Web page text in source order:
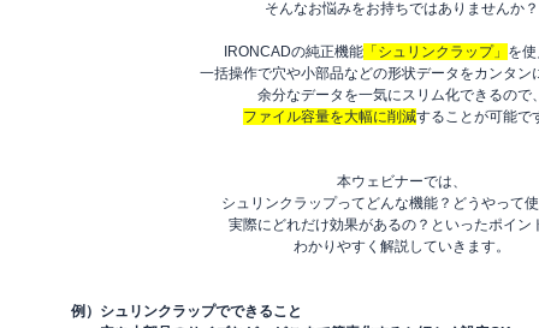
そんなお悩みをお持ちではありませんか？
IRONCADの純正機能「シュリンクラップ」 を
一括操作で穴や小部品などの形状データをカンタン
余分なデータを一気にスリム化できるので
ファイル容量を大幅に削減することが可能で
本ウェビナーでは、
シュリンクラップってどんな機能？どうやって
実際にどれだけ効果があるの？といったポイン
わかりやすく解説していきます。
例）シュリンクラップでできること